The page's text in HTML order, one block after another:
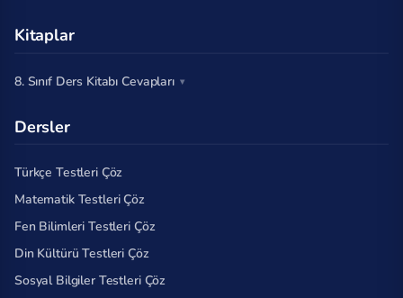
Kitaplar
8. Sınıf Ders Kitabı Cevapları
Dersler
Türkçe Testleri Çöz
Matematik Testleri Çöz
Fen Bilimleri Testleri Çöz
Din Kültürü Testleri Çöz
Sosyal Bilgiler Testleri Çöz